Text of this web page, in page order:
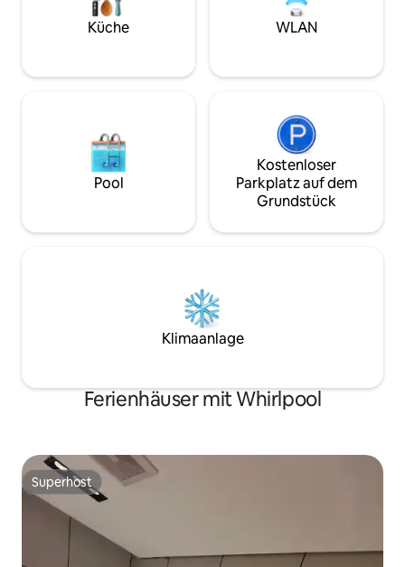
hochwertige Matratzen. • Kleine Küche,
ausgestattet für den täglichen
Zugang. Vorteile: • Absolute
Entspannung, Geschäftsreisen,
Küche WLAN
Pool
Kostenloser
Parkplatz auf dem
Grundstück
Klimaanlage
Ferienhäuser mit Whirlpool
Superhost
Superhost